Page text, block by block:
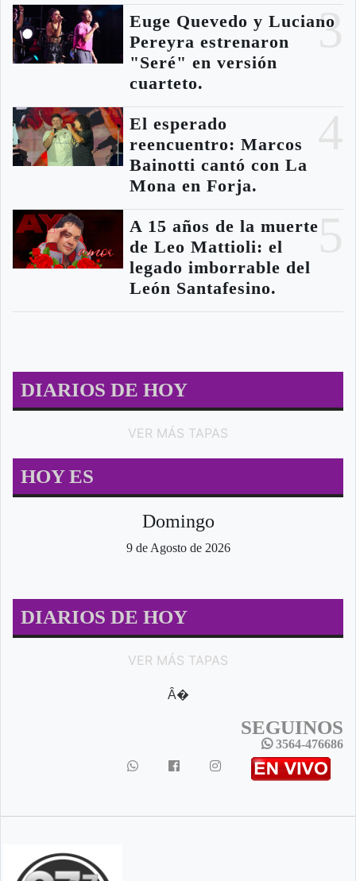
3
Euge Quevedo y Luciano
Pereyra estrenaron
"Seré" en versión
cuarteto.
El esperado
reencuentro: Marcos
Bainotti cantó con La
Mona en Forja.
A 15 años de la muerte
de Leo Mattioli: el
legado imborrable del
León Santafesino.
DIARIOS DE HOY
VER MÁS TAPAS
HOY ES
Domingo
9 de Agosto de 2026
DIARIOS DE HOY
VER MÁS TAPAS
Â�
SEGUINOS
3564-476686